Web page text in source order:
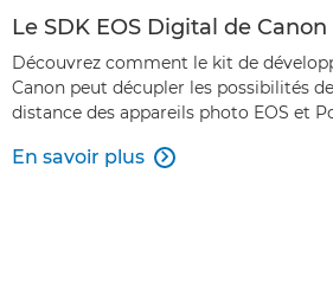
Le SDK EOS Digital de Canon
Découvrez comment le kit de
Canon peut décupler les possibilités
distance des appareils photo EOS et
En savoir plus 